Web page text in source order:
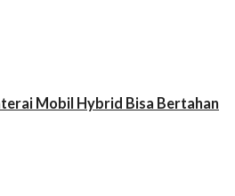
Mobil Hybrid Bisa Bertahan